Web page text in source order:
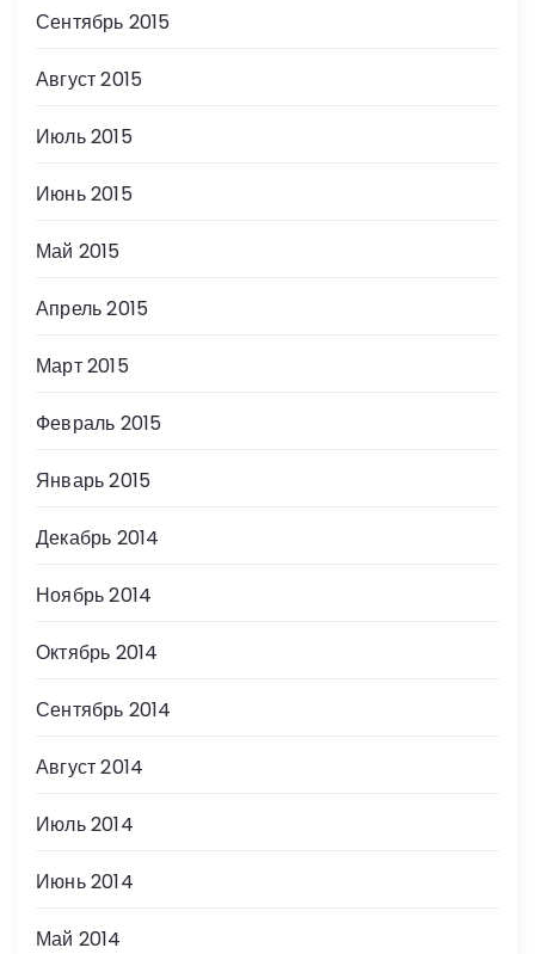
Сентябрь 2015
Август 2015
Июль 2015
Июнь 2015
Май 2015
Апрель 2015
Март 2015
Февраль 2015
Январь 2015
Декабрь 2014
Ноябрь 2014
Октябрь 2014
Сентябрь 2014
Август 2014
Июль 2014
Июнь 2014
Май 2014